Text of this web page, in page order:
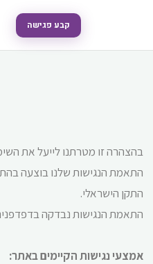
קבע פגישה
בהצהרה זו מטרתנו לייעל את
התקן הישראלי.
התאמת הנגישות נבדקה
אמצעי נגישות הקיימים באתר: